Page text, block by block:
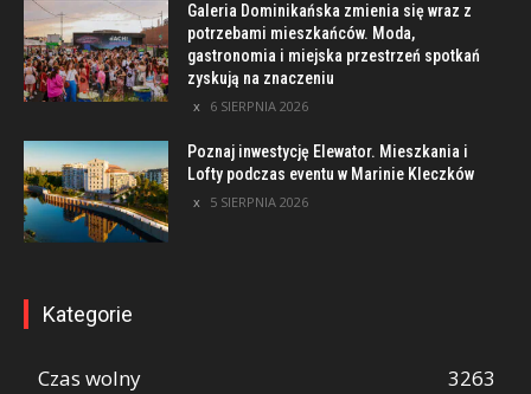
Galeria Dominikańska zmienia się wraz z
potrzebami mieszkańców. Moda,
gastronomia i miejska przestrzeń spotkań
zyskują na znaczeniu
6 SIERPNIA 2026
Poznaj inwestycję Elewator. Mieszkania i
Lofty podczas eventu w Marinie Kleczków
5 SIERPNIA 2026
Kategorie
Czas wolny
3263